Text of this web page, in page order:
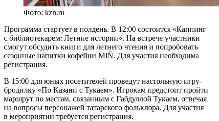
Фото: kzn.ru
Программа стартует в полдень. В 12:00 состоится «Каппинг
с библиотекарем: Летние истории». На встрече участники
смогут обсудить книги для летнего чтения и попробовать
сезонные напитки кофейни MIÑ. Для участия необходима
регистрация.
В 15:00 для юных посетителей проведут настольную игру-
бродилку «По Казани с Тукаем». Игрокам предстоит пройти
маршрут по местам, связанным с Габдуллой Тукаем, отвечая
на вопросы персонажей татарского фольклора. Для участия
в мероприятии требуется регистрация.